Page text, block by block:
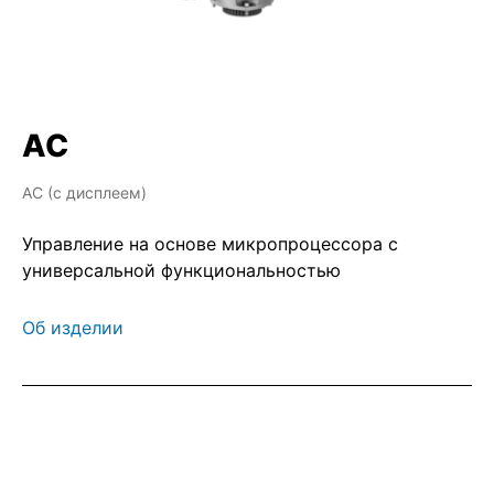
AC
AC (с дисплеем)
Управление на основе микропроцессора с
универсальной функциональностью
Об изделии